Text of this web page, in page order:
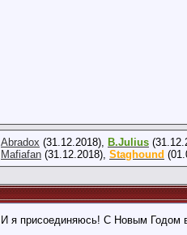
Abradox (31.12.2018), B.Julius
Mafiafan (31.12.2018), Staghound
И я присоединяюсь! С Новым Годом